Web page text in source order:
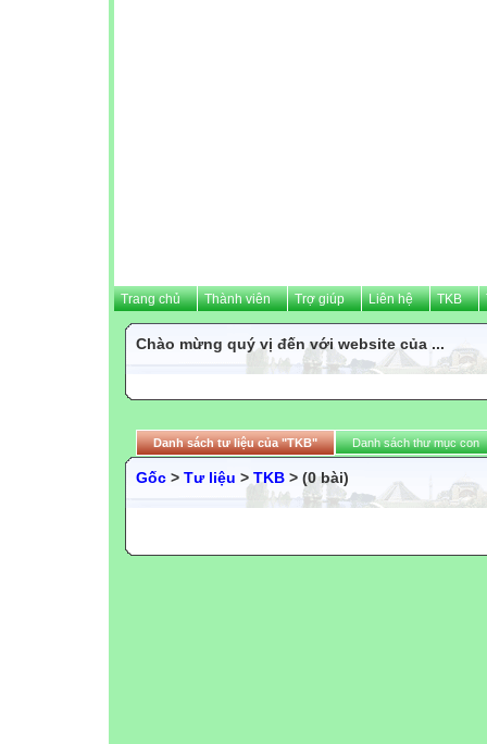
Trang chủ Thành viên Trợ giúp Liên hệ TKB
Chào mừng quý vị đến với website của ...
Danh sách tư liệu của "TKB" Danh sách thư mục con
Gốc > Tư liệu > TKB > (0 bài)